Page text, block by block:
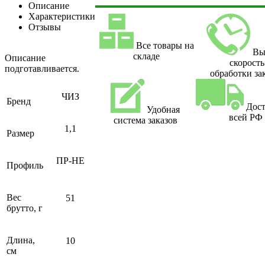
Описание
Характеристики
Отзывы
Описание
подготавливается.
Бренд ЧИЗ
Размер 1,1
Профиль ПР-НЕ
Вес
брутто, г
51
Длина,
см
10
Все товары на
складе
скорость
обработки
Удобная
система заказов
всей РФ